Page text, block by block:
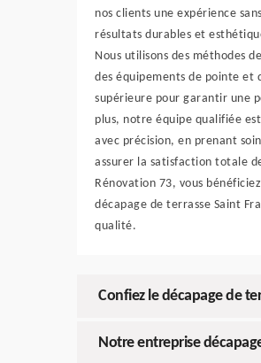
nos clients une expérience
résultats durables et
Nous utilisons des méthodes
des équipements de pointe et
supérieure pour garantir une
plus, notre équipe qualifiée
avec précision, en prenant
assurer la satisfaction totale
Rénovation 73, vous
décapage de terrasse Saint
qualité.
Confiez le décapage de
Notre entreprise